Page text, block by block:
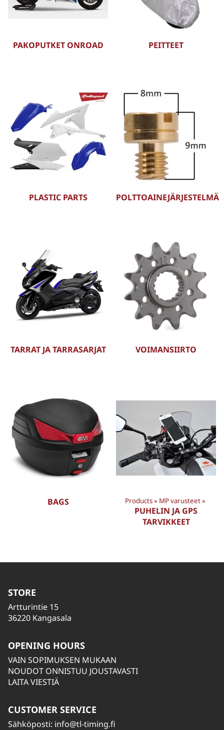
PAKOPUTKET ONROAD PEITTEET
PLASTIC PARTS POLTTOAINEJÄRJESTELMÄ
TARRAT JA TARRASARJAT VOIMANSIIRTO
BAGS Products‪» MP varusteet‪»
PUHELIN JA GPS
TARVIKKEET
STORE
Artturintie 15
36220 Kangasala
OPENING HOURS
VAIN SOPIMUKSEN MUKAAN
NOUDOT ONNISTUU JOUSTAVASTI
LAITA VIESTIÄ
CUSTOMER SERVICE
Sähköposti: info@tl-timing.fi